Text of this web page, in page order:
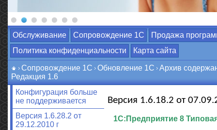
Обслуживание Сопровождение 1С
Продажа
Политика конфиденциальности
Карта сайта
Сопровождение 1С Обновление 1С
Архив
Редакция 1.6
Конфигурация больше
не поддерживается
Версия 1.6.28.2 от
29.12.2010 г
Версия 1.6.18.2 от
1С:Предприятие 8